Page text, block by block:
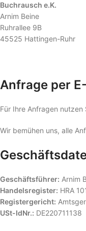
Buchrausch e.K.
Arnim Beine
Ruhrallee 9B
45525 Hattingen-Ruhr
Anfrage per
Für Ihre Anfragen
Wir bemühen uns, alle
Geschäftsführer: Arnim
Handelsregister: HRA
Registergericht:
USt-IdNr.: DE220711138